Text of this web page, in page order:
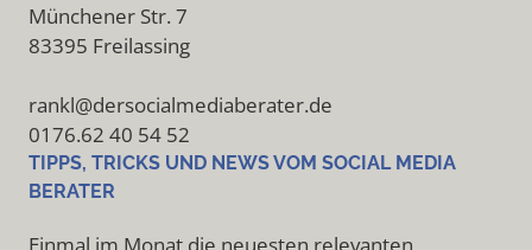
Münchener Str. 7
83395 Freilassing
rankl@dersocialmediaberater.de
0176.62 40 54 52
TIPPS, TRICKS UND NEWS VOM SOCIAL MEDIA
BERATER